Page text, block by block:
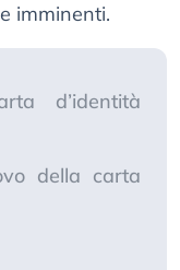
imminenti.
d’identità
della carta